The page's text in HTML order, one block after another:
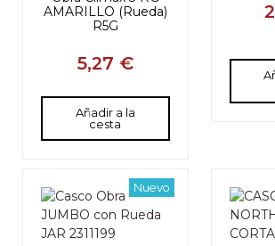
AMARILLO (Rueda)
R5G
5,27 €
Añadir a la
cesta
Nuevo